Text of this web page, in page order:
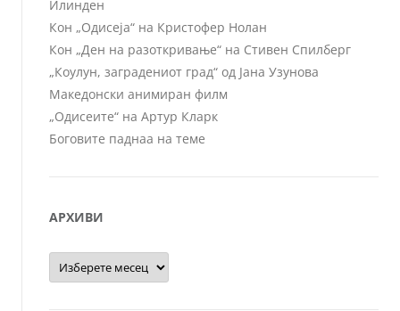
Илинден
Кон „Одисеја“ на Кристофер Нолан
Кон „Ден на разоткривање“ на Стивен Спилберг
„Коулун, заградениот град“ од Јана Узунова
Македонски анимиран филм
„Одисеите“ на Артур Кларк
Боговите паднаа на теме
АРХИВИ
Архиви